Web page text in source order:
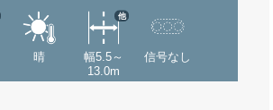
晴
幅5.5～
13.0m
他
信号なし